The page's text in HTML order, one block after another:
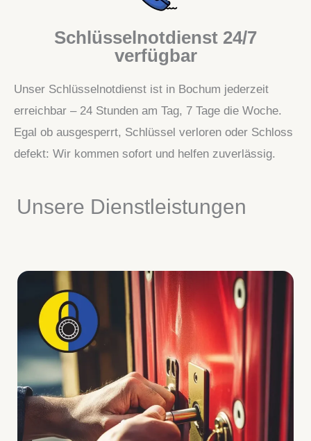
Schlüsselnotdienst 24/7
verfügbar
Unser Schlüsselnotdienst ist in Bochum jederzeit
erreichbar – 24 Stunden am Tag, 7 Tage die Woche.
Egal ob ausgesperrt, Schlüssel verloren oder Schloss
defekt: Wir kommen sofort und helfen zuverlässig.
Unsere Dienstleistungen